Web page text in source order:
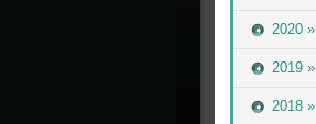
2020 »
2019 »
2018 »